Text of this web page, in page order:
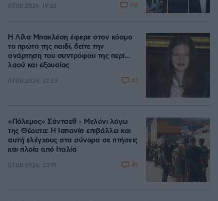
07.08.2026, 19:33 116
Η Λίλα Μπακλέση έφερε στον κόσμο
το πρώτο της παιδί, δείτε την
ανάρτηση του συντρόφου της περί...
λαού και εξουσίας
07.08.2026, 22:23 43
«Πόλεμος» Σάντσεθ - Μελόνι λόγω
της Θέουτα: Η Ισπανία επιβάλλει και
αυτή ελέγχους στα σύνορα σε πτήσεις
και πλοία από Ιταλία
07.08.2026, 23:19 49